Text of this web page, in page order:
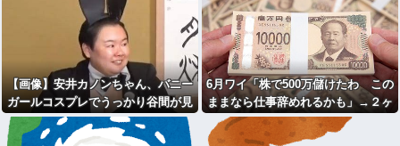
【画像】安井カノンちゃん、バニー
ガールコスプレでうっかり谷間が見
えてしまう
6月ワイ「株で500万儲けたわ この
ままなら仕事辞めれるかも」→２ヶ
月後...